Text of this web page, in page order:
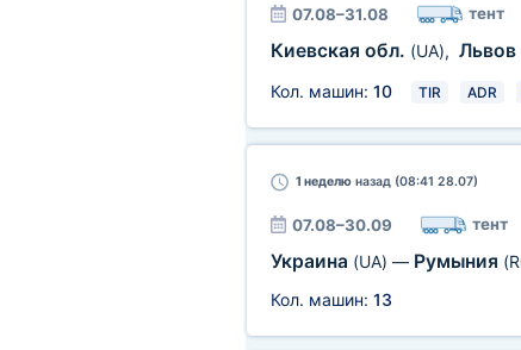
07.08–31.08 тент
Киевская обл. (UA), Львов
Кол. машин: 10 TIR ADR
1 неделюназад (08:41 28.07)
07.08–30.09 тент
Украина (UA) — Румыния
Кол. машин: 13